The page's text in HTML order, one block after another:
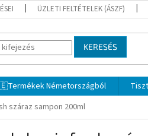
ÜZLETI FELTÉTELEK (ÁSZF)
KERESÉS
Németországból
száraz sampon 200ml